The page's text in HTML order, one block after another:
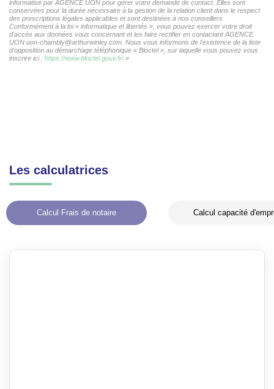
informatisé par AGENCE UON pour gérer votre demande de contact. Elles sont
conservées pour la durée nécessaire à la gestion de la relation client dans le respect
des prescriptions légales applicables et sont destinées à nos conseillers
Conformément à la loi « informatique et libertés », vous pouvez exercer votre droit
d'accès aux données vous concernant et les faire rectifier en contactant AGENCE
UON uon-chambly@arthurwinley.com. Nous vous informons de l'existence de la liste
d'opposition au démarchage téléphonique « Bloctel », sur laquelle vous pouvez vous
inscrire ici : https://www.bloctel.gouv.fr/»
Les calculatrices
Calcul Frais de notaire Calcul capacité